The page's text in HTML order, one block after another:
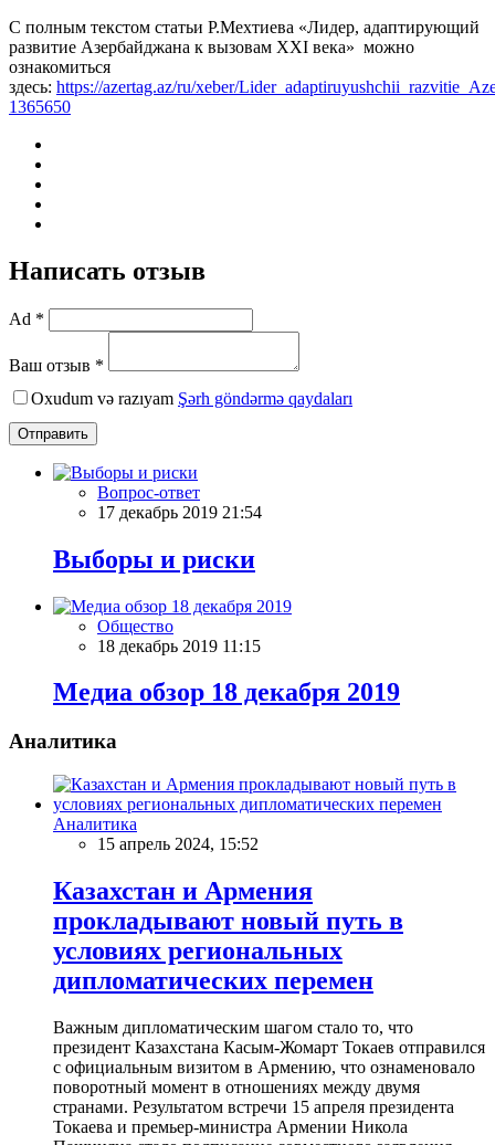
C полным текстом статьи Р.Мехтиева «Лидер, адаптирующий
развитие Азербайджана к вызовам XXI века» можно
ознакомиться
здесь: https://azertag.az/ru/xeber/
1365650
Написать отзыв
Ad *
Ваш отзыв *
Oxudum və razıyam Şərh göndərmə qaydaları
Отправить
Вопрос-ответ
17 декабрь 2019 21:54
Выборы и риски
Общество
18 декабрь 2019 11:15
Meдиа обзор 18 декабря 2019
Аналитика
Аналитика
15 апрель 2024, 15:52
Казахстан и Армения
прокладывают новый путь в
условиях региональных
дипломатических перемен
Важным дипломатическим шагом стало то, что
президент Казахстана Касым-Жомарт Токаев отправился
с официальным визитом в Армению, что ознаменовало
поворотный момент в отношениях между двумя
странами. Результатом встречи 15 апреля президента
Токаева и премьер-министра Армении Никола